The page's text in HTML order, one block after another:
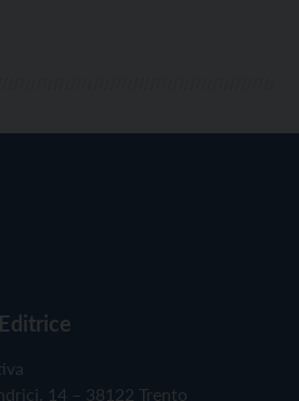
14 – 38122 Trento